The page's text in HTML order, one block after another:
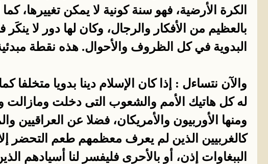
الكرة الأرضية، فهو سنة كونية لا يمكن تغييرها،
بالعظيم من الأفكار والرجال، وكان لها دور لا
البدوية في كل الظروف والأحوال. هذه نقطة
والآن نتساءل : إذا كان الإسلام دينا بدويا
له كل هاتيك الأمم والشعوب التى دخلت ومازالت
ومنها الأوربيون والأمريكان، فضلا عن
كالغربيين الذين لم يعرف معظمهم طعم التحضر
الببغاوات إذن، أو بالأحرى فليفسر لنا أسيادهم